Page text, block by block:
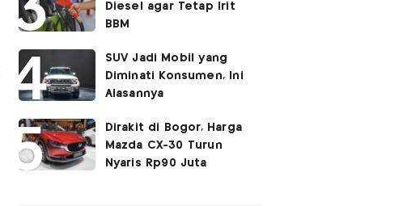
Diesel agar Tetap Irit
BBM
SUV Jadi Mobil yang
Diminati Konsumen, Ini
Alasannya
Dirakit di Bogor, Harga
Mazda CX-30 Turun
Nyaris Rp90 Juta